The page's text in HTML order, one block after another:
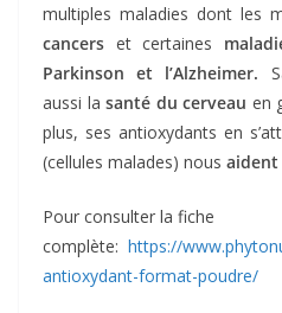
multiples maladies dont les
cancers et certaines
Parkinson et l’Alzheimer.
aussi la santé du cerveau en
plus, ses antioxydants en
(cellules malades) nous aident
Pour consulter la fiche
complète: https://
antioxydant-format-poudre/